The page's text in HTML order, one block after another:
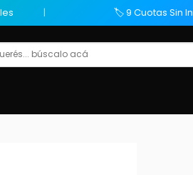
🏷️ 9 Cuotas Sin